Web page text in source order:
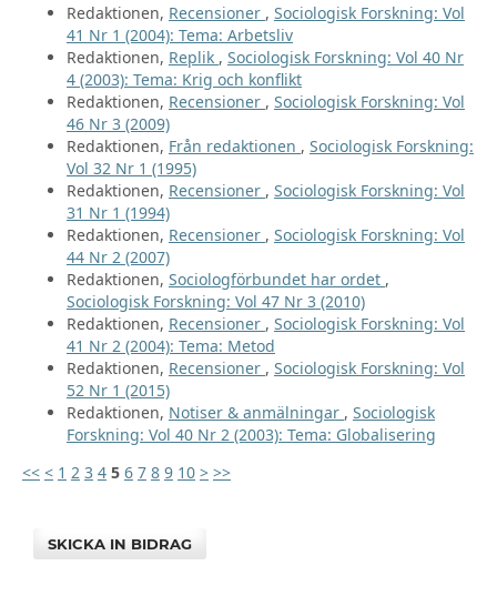
Redaktionen, Recensioner , Sociologisk Forskning: Vol
41 Nr 1 (2004): Tema: Arbetsliv
Redaktionen, Replik , Sociologisk Forskning: Vol 40 Nr
4 (2003): Tema: Krig och konflikt
Redaktionen, Recensioner , Sociologisk Forskning: Vol
46 Nr 3 (2009)
Redaktionen, Från redaktionen , Sociologisk Forskning:
Vol 32 Nr 1 (1995)
Redaktionen, Recensioner , Sociologisk Forskning: Vol
31 Nr 1 (1994)
Redaktionen, Recensioner , Sociologisk Forskning: Vol
44 Nr 2 (2007)
Redaktionen, Sociologförbundet har ordet ,
Sociologisk Forskning: Vol 47 Nr 3 (2010)
Redaktionen, Recensioner , Sociologisk Forskning: Vol
41 Nr 2 (2004): Tema: Metod
Redaktionen, Recensioner , Sociologisk Forskning: Vol
52 Nr 1 (2015)
Redaktionen, Notiser & anmälningar , Sociologisk
Forskning: Vol 40 Nr 2 (2003): Tema: Globalisering
<< < 1 2 3 4 5 6 7 8 9 10 > >>
SKICKA IN BIDRAG